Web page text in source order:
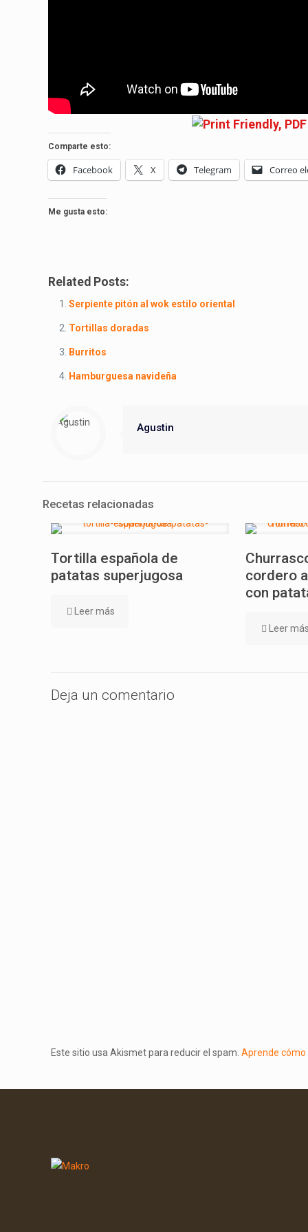
Comparte esto:
Facebook X Telegram Correo
Me gusta esto:
Related Posts:
Serpiente pitón al wok estilo oriental
Tortillas doradas
Burritos
Hamburguesa navideña
Agustin
Recetas relacionadas
Tortilla española de
patatas superjugosa
Leer más
cordero
con
Leer
Deja un comentario
Este sitio usa Akismet para reducir el spam. Aprende cómo